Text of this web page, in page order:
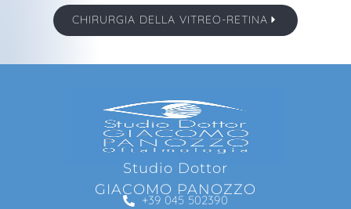
CHIRURGIA DELLA VITREO-RETINA
Studio Dottor
GIACOMO PANOZZO
+39 045 502390